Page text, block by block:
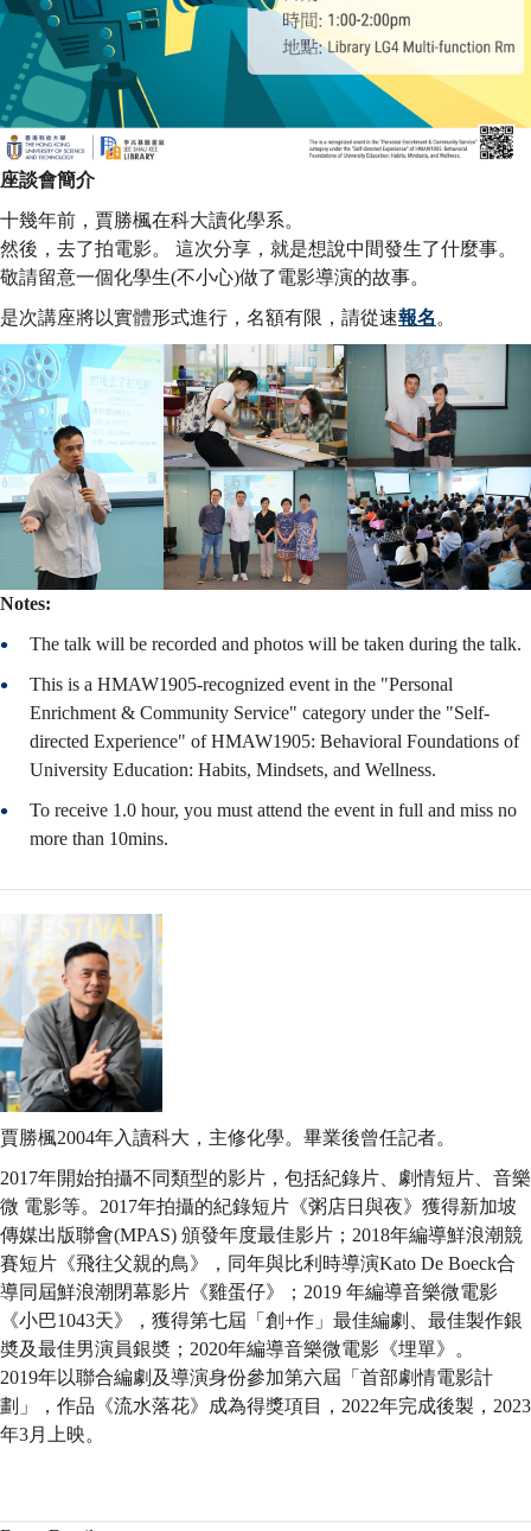
座談會簡介
十幾年前，賈勝楓在科大讀化學系。
然後，去了拍電影。 這次分享，就是想說中間發生了什麼事。
敬請留意一個化學生(不小心)做了電影導演的故事。
是次講座將以實體形式進行，名額有限，請從速報名 。
Notes:
The talk will be recorded and photos will be taken during the talk.
This is a HMAW1905-recognized event in the "Personal
Enrichment & Community Service" category under the "Self-
directed Experience" of HMAW1905: Behavioral Foundations of
University Education: Habits, Mindsets, and Wellness.
To receive 1.0 hour, you must attend the event in full and miss no
more than 10mins.
賈勝楓2004年入讀科大，主修化學。畢業後曾任記者。
2017年開始拍攝不同類型的影片，包括紀錄片、劇情短片、音樂
微 電影等。2017年拍攝的紀錄短片《粥店日與夜》獲得新加坡
傳媒出版聯會(MPAS) 頒發年度最佳影片；2018年編導鮮浪潮競
賽短片《飛往父親的鳥》，同年與比利時導演Kato De Boeck合
導同屆鮮浪潮閉幕影片《雞蛋仔》；2019 年編導音樂微電影
《小巴1043天》，獲得第七屆「創+作」最佳編劇、最佳製作銀
奬及最佳男演員銀奬；2020年編導音樂微電影《埋單》。
2019年以聯合編劇及導演身份參加第六屆「首部劇情電影計
劃」，作品《流水落花》成為得獎項目，2022年完成後製，2023
年3月上映。